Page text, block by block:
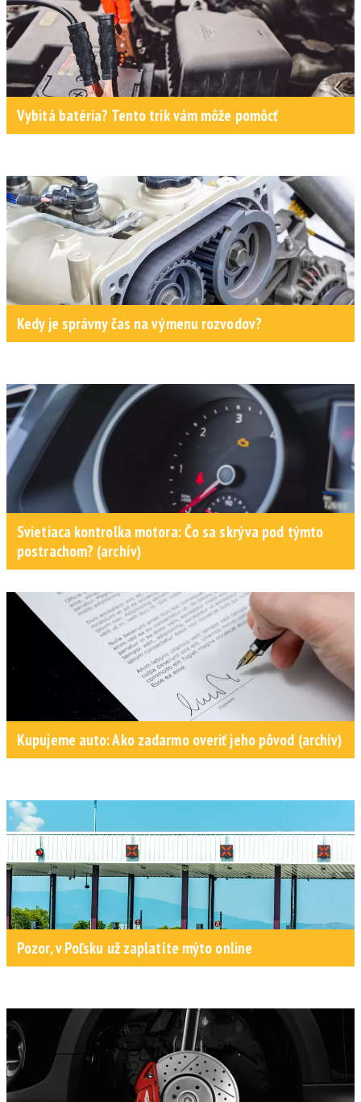
Vybitá batéria? Tento trik vám môže pomôcť
Kedy je správny čas na výmenu rozvodov?
Svietiaca kontrolka motora: Čo sa skrýva pod týmto
postrachom? (archív)
Kupujeme auto: Ako zadarmo overiť jeho pôvod (archív)
Pozor, v Poľsku už zaplatíte mýto online